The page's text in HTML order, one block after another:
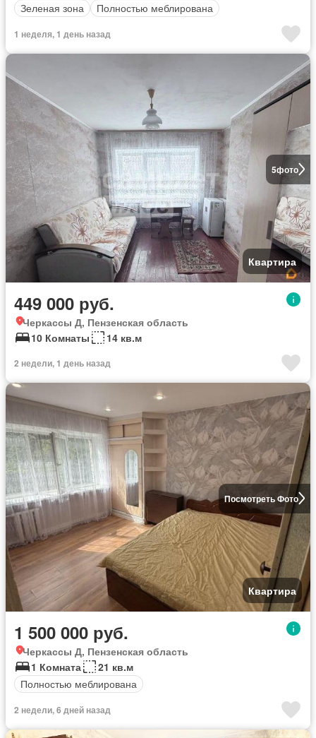
Зеленая зона
Полностью меблирована
1 неделя, 1 день назад
5фото
Квартира
449 000 руб.
Черкассы Д, Пензенская область
10 Комнаты
14 кв.м
2 недели, 1 день назад
Посмотреть Фото
Квартира
1 500 000 руб.
Черкассы Д, Пензенская область
1 Комната
21 кв.м
Полностью меблирована
2 недели, 6 дней назад